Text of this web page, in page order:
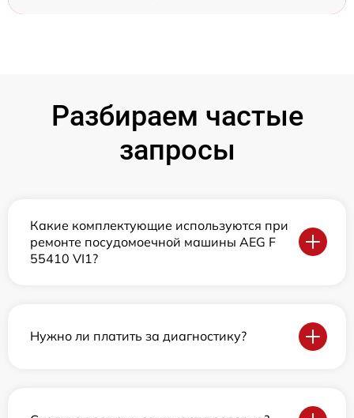
Разбираем частые
запросы
Какие комплектующие используются при
ремонте посудомоечной машины AEG F
55410 VI1?
Нужно ли платить за диагностику?